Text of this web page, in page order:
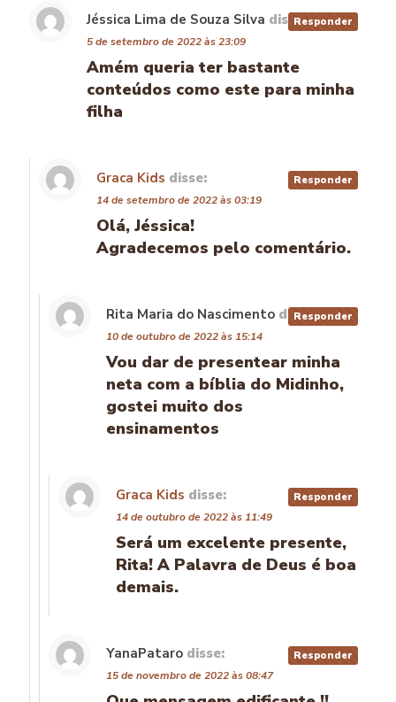
Jéssica Lima de Souza Silva disse:
5 de setembro de 2022 às 23:09
Amém queria ter bastante
conteúdos como este para minha
filha
Responder
Graca Kids disse:
14 de setembro de 2022 às 03:19
Olá, Jéssica!
Agradecemos pelo comentário.
Responder
Rita Maria do Nascimento disse:
10 de outubro de 2022 às 15:14
Vou dar de presentear minha
neta com a bíblia do Midinho,
gostei muito dos
ensinamentos
Responder
Graca Kids disse:
14 de outubro de 2022 às 11:49
Será um excelente presente,
Rita! A Palavra de Deus é boa
demais.
Responder
YanaPataro disse:
15 de novembro de 2022 às 08:47
Responder